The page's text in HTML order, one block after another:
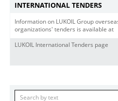
INTERNATIONAL TENDERS
Information on LUKOIL Group
organizations' tenders is available at
LUKOIL International Tenders page